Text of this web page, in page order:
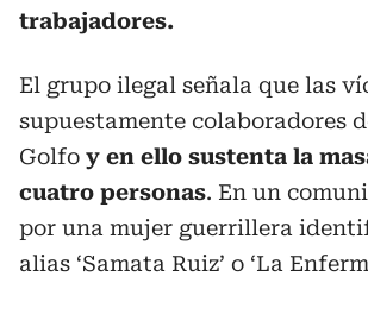
trabajadores.
El grupo ilegal señala que las
supuestamente colaboradores
Golfo y en ello sustenta la
cuatro personas. En un
por una mujer guerrillera
alias ‘Samata Ruiz’ o ‘La